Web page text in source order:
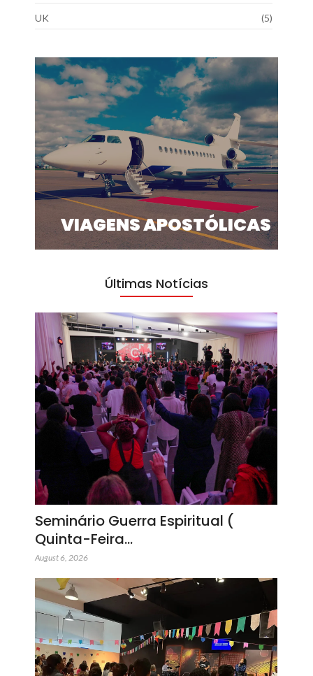
UK (5)
VIAGENS APOSTÓLICAS
Últimas Notícias
Seminário Guerra Espiritual (
Quinta-Feira…
August 6, 2026